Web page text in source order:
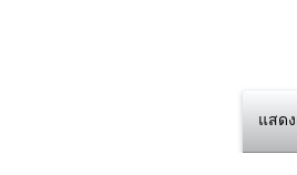
แสด